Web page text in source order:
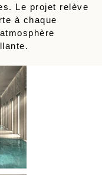
Le projet relève
à chaque